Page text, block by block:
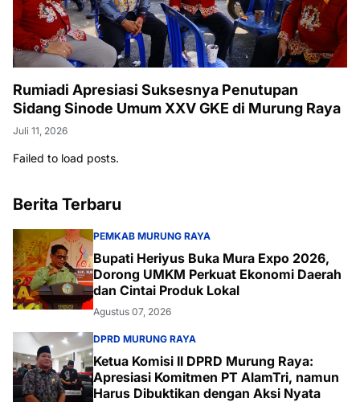
Rumiadi Apresiasi Suksesnya Penutupan
Sidang Sinode Umum XXV GKE di Murung Raya
Juli 11, 2026
Failed to load posts.
Berita Terbaru
PEMKAB MURUNG RAYA
Bupati Heriyus Buka Mura Expo 2026,
Dorong UMKM Perkuat Ekonomi Daerah
dan Cintai Produk Lokal
Agustus 07, 2026
DPRD MURUNG RAYA
Ketua Komisi II DPRD Murung Raya:
Apresiasi Komitmen PT AlamTri, namun
Harus Dibuktikan dengan Aksi Nyata